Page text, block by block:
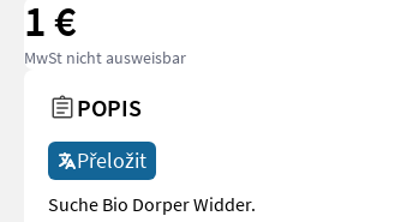
1 €
MwSt nicht ausweisbar
POPIS
Přeložit
Suche Bio Dorper Widder.